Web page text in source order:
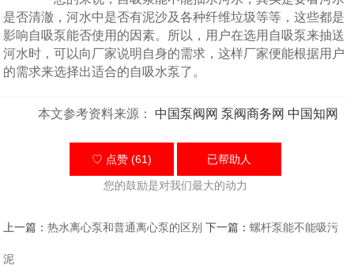
是否清澈，河水中是否有泥沙及各种纤维垃圾等等，这些都是
影响自吸泵能否使用的因素。所以，用户在选用自吸泵来抽送
河水时，可以向厂家说明自身的需求，这样厂家便能根据用户
的需求来选择出适合的自吸水泵了。
本文参考资料来源： 中国泵阀网 泵阀商务网 中国知网
♡ 点赞 (61) 已帮助 人
您的鼓励是对我们最大的动力
上一篇：热水离心泵和普通离心泵的区别 下一篇：螺杆泵能不能吸污
泥